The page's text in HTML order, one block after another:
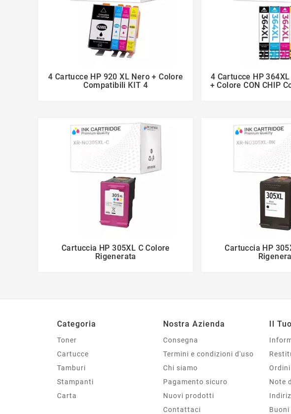
 
4 Cartucce HP 920 XL Nero + Colore
Compatibili KIT 4

4 Cartucce HP
+ Colore CON CHIP
 
Cartuccia HP 305XL C Colore
Rigenerata

Cartuccia HP
Categoria
Toner
Cartucce
Tamburi
Stampanti
Carta
Nostra Azienda
Consegna
Termini e condizioni d'uso
Chi siamo
Pagamento sicuro
Nuovi prodotti
Contattaci
Il
Ordini
Note
Buoni